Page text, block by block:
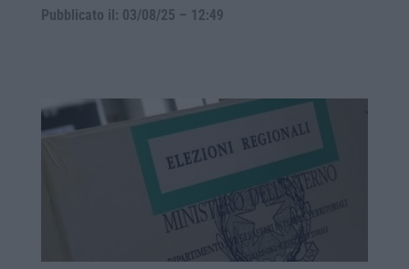
Pubblicato il: 03/08/25 – 12:49